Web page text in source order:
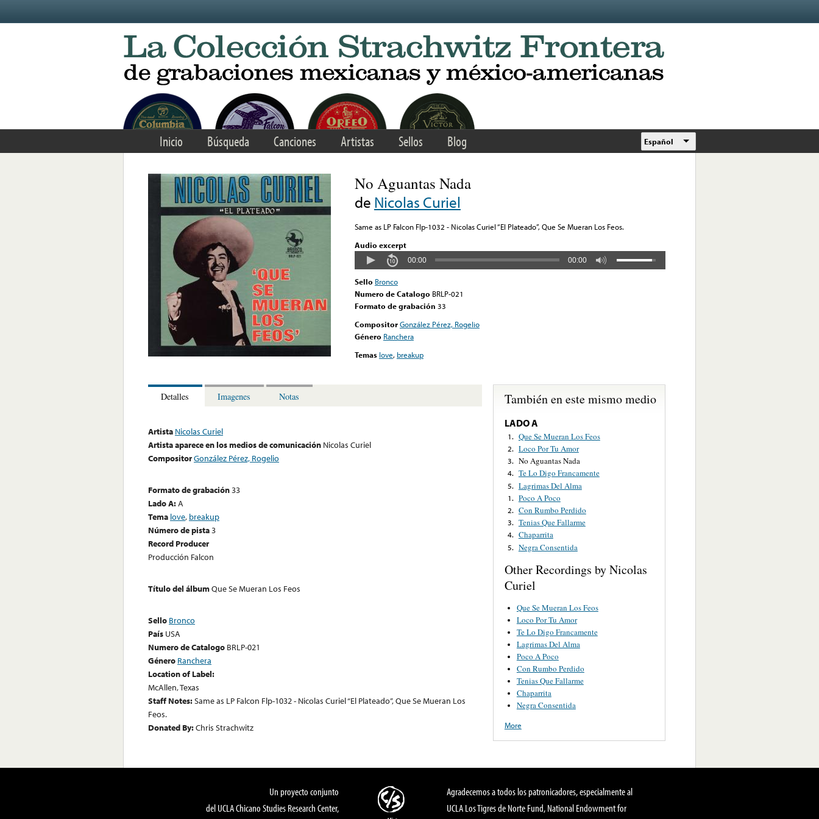
Inicio Búsqueda Canciones Artistas Sellos Blog Español
No Aguantas Nada
de Nicolas Curiel
Same as LP Falcon Flp-1032 - Nicolas Curiel “El Plateado”, Que Se Mueran Los Feos.
Audio excerpt
00:00 00:00
Sello Bronco
Numero de Catalogo BRLP-021
Formato de grabación 33
CompositorGonzález Pérez, Rogelio
Género Ranchera
Temas love, breakup
Detalles Imagenes Notas
Artista Nicolas Curiel
Artista aparece en los medios de comunicación Nicolas Curiel
CompositorGonzález Pérez, Rogelio
Formato de grabación33
Lado A:A
Tema love, breakup
Número de pista3
Record Producer
Producción Falcon
Título del álbumQue Se Mueran Los Feos
Sello Bronco
País USA
Numero de Catalogo BRLP-021
Género Ranchera
Location of Label:
McAllen, Texas
Staff Notes:Same as LP Falcon Flp-1032 - Nicolas Curiel “El Plateado”, Que Se Mueran Los
Feos.
Donated By:Chris Strachwitz
También en este mismo medio
LADO A
1. Que Se Mueran Los Feos
2. Loco Por Tu Amor
3. No Aguantas Nada
4. Te Lo Digo Francamente
5. Lagrimas Del Alma
1. Poco A Poco
2. Con Rumbo Perdido
3. Tenias Que Fallarme
4. Chaparrita
5. Negra Consentida
Other Recordings by Nicolas
Curiel
Que Se Mueran Los Feos
Loco Por Tu Amor
Te Lo Digo Francamente
Lagrimas Del Alma
Poco A Poco
Con Rumbo Perdido
Tenias Que Fallarme
Chaparrita
Negra Consentida
More
Un proyecto conjunto
del UCLA Chicano Studies Research Center,
Agradecemos a todos los patronicadores, especialmente al
UCLA Los Tigres de Norte Fund, National Endowment for